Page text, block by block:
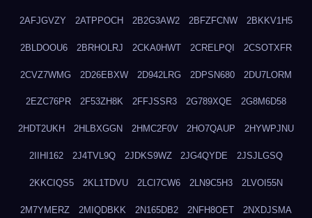
2AFJGVZY 2ATPPOCH 2B2G3AW2 2BFZFCNW 2BKKV1H5
2BLDOOU6 2BRHOLRJ 2CKA0HWT 2CRELPQI 2CSOTXFR
2CVZ7WMG 2D26EBXW 2D942LRG 2DPSN680 2DU7LORM
2EZC76PR 2F53ZH8K 2FFJSSR3 2G789XQE 2G8M6D58
2HDT2UKH 2HLBXGGN 2HMC2F0V 2HO7QAUP 2HYWPJNU
2IIHI162 2J4TVL9Q 2JDKS9WZ 2JG4QYDE 2JSJLGSQ
2KKCIQS5 2KL1TDVU 2LCI7CW6 2LN9C5H3 2LVOI55N
2M7YMERZ 2MIQDBKK 2N165DB2 2NFH8OET 2NXDJSMA